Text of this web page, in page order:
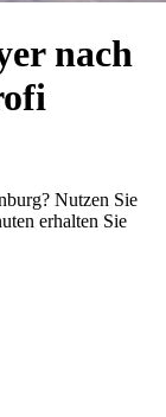
nach
Nutzen Sie
erhalten Sie